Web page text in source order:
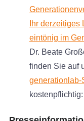
Ihr
eintönig im
Dr. Beate
finden Sie auf
generationlab-
kostenpflichtig: